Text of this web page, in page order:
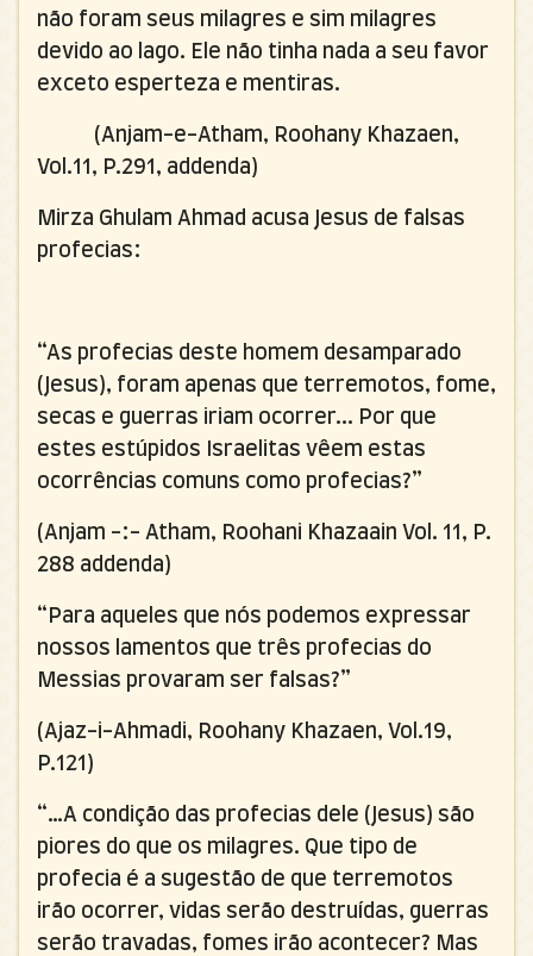
não foram seus milagres e sim milagres
devido ao lago. Ele não tinha nada a seu favor
exceto esperteza e mentiras.
(Anjam-e-Atham, Roohany Khazaen,
Vol.11, P.291, addenda)
Mirza Ghulam Ahmad acusa Jesus de falsas
profecias:
“As profecias deste homem desamparado
(Jesus), foram apenas que terremotos, fome,
secas e guerras iriam ocorrer... Por que
estes estúpidos Israelitas vêem estas
ocorrências comuns como profecias?”
(Anjam -:- Atham, Roohani Khazaain Vol. 11, P.
288 addenda)
“Para aqueles que nós podemos expressar
nossos lamentos que três profecias do
Messias provaram ser falsas?”
(Ajaz-i-Ahmadi, Roohany Khazaen, Vol.19,
P.121)
“…A condição das profecias dele (Jesus) são
piores do que os milagres. Que tipo de
profecia é a sugestão de que terremotos
irão ocorrer, vidas serão destruídas, guerras
serão travadas, fomes irão acontecer? Mas